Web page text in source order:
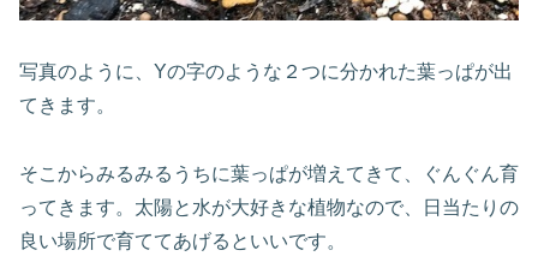
写真のように、Yの字のような２つに分かれた葉っぱが出
てきます。
そこからみるみるうちに葉っぱが増えてきて、ぐんぐん育
ってきます。太陽と水が大好きな植物なので、日当たりの
良い場所で育ててあげるといいです。